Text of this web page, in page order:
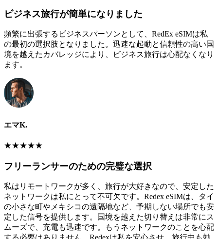
ビジネス旅行が簡単になりました
頻繁に出張するビジネスパーソンとして、RedEx eSIMは私
の最初の選択肢となりました。迅速な起動と信頼性の高い国
境を越えたカバレッジにより、ビジネス旅行は心配なくなり
ます。
エマK.
★★★★★
フリーランサーのための完璧な選択
私はリモートワークが多く、旅行が大好きなので、安定した
ネットワークは私にとって不可欠です。Redex eSIMは、タイ
の小さな町やメキシコの遠隔地など、予期しない場所でも安
定した信号を提供します。国境を越えた切り替えは非常にス
ムーズで、充電も迅速です。もうネットワークのことを心配